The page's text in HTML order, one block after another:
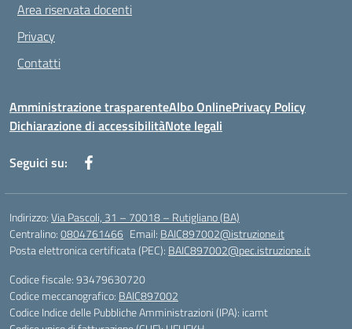
Area riservata docenti
Privacy
Contatti
Amministrazione trasparenteAlbo OnlinePrivacy Policy
Dichiarazione di accessibilitàNote legali
Seguici su:
Indirizzo:Via Pascoli, 31 – 70018 – Rutigliano (BA)
Centralino:0804761466 Email: BAIC897002@istruzione.it
Posta elettronica certificata (PEC): BAIC897002@pec.istruzione.it
Codice fiscale: 93479630720
Codice meccanografico: BAIC897002
Codice Indice delle Pubbliche Amministrazioni (IPA): icamt